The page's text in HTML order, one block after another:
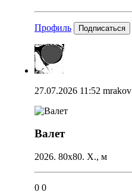
Профиль Подписаться
27.07.2026 11:52 mrakov
Валет
2026. 80х80. Х., м
0 0